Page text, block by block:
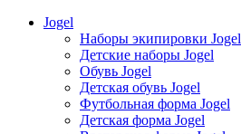
Jogel
Наборы экипировки Jogel
Детские наборы Jogel
Обувь Jogel
Детская обувь Jogel
Футбольная форма Jogel
Детская форма Jogel